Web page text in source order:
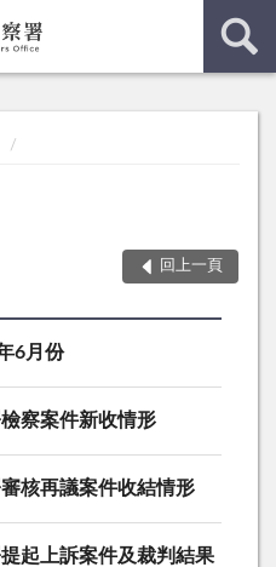
回上一頁
6月份
察案件新收情形
核再議案件收結情形
起上訴案件及裁判結果